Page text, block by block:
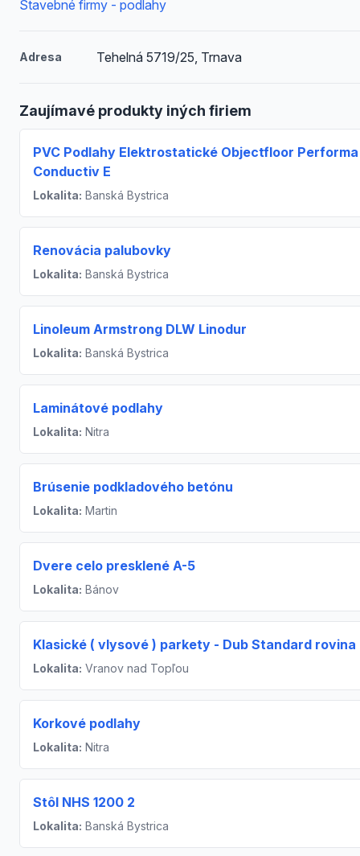
Stavebné firmy - podlahy
Adresa Tehelná 5719/25, Trnava
Zaujímavé produkty iných firiem
PVC Podlahy Elektrostatické Objectfloor Performa
Conductiv E
Lokalita: Banská Bystrica
Renovácia palubovky
Lokalita: Banská Bystrica
Linoleum Armstrong DLW Linodur
Lokalita: Banská Bystrica
Laminátové podlahy
Lokalita: Nitra
Brúsenie podkladového betónu
Lokalita: Martin
Dvere celo presklené A-5
Lokalita: Bánov
Klasické ( vlysové ) parkety - Dub Standard rovina
Lokalita: Vranov nad Topľou
Korkové podlahy
Lokalita: Nitra
Stôl NHS 1200 2
Lokalita: Banská Bystrica